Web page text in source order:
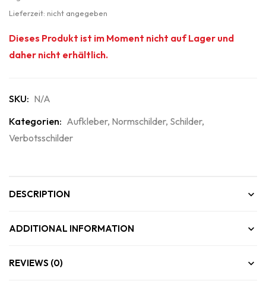
Lieferzeit: nicht angegeben
Dieses Produkt ist im Moment nicht auf Lager und
daher nicht erhältlich.
SKU: N/A
Kategorien: Aufkleber, Normschilder, Schilder,
Verbotsschilder
DESCRIPTION
ADDITIONAL INFORMATION
REVIEWS (0)